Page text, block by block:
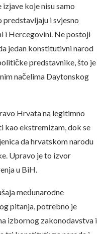
koje nisu samo
predstavljaju i svjesno
i Hercegovini. Ne postoji
jedan konstitutivni narod
predstavnike, što je
načelima Daytonskog
Hrvata na legitimno
kao ekstremizam, dok se
da hrvatskom narodu
Upravo je to izvor
u BiH.
međunarodne
pitanja, potrebno je
izbornog zakonodavstva i